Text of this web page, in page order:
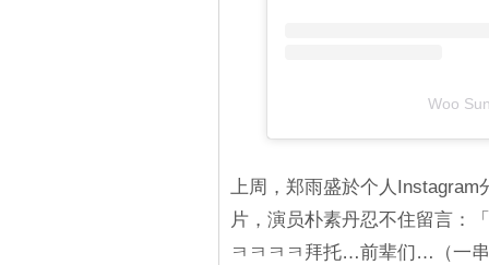
Woo
上周，郑雨盛於个人Instagram
片，演员朴素丹忍不住留言：
ㅋㅋㅋㅋ拜托…前辈们…（一